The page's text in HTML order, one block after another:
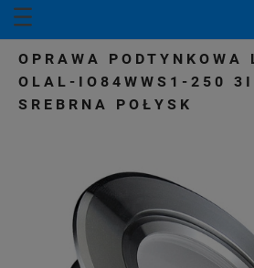
OPRAWA PODTYNKOWA
OLAL-IO84WWS1-250
SREBRNA POŁYSK